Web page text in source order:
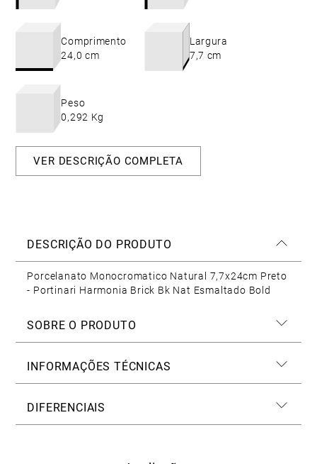
Comprimento
24,0 cm
Largura
7,7 cm
Peso
0,292 Kg
VER DESCRIÇÃO COMPLETA
DESCRIÇÃO DO PRODUTO
Porcelanato Monocromatico Natural 7,7x24cm Preto
- Portinari Harmonia Brick Bk Nat Esmaltado Bold
SOBRE O PRODUTO
INFORMAÇÕES TÉCNICAS
DIFERENCIAIS